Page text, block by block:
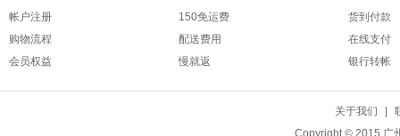
帐户注册
购物流程
会员权益
150免运费
配送费用
慢就返
货到付款
在线支付
银行转帐
关于我们
Copyright © 2015 广